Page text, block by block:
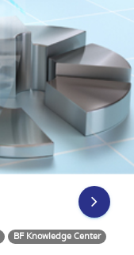
BF Knowledge Center